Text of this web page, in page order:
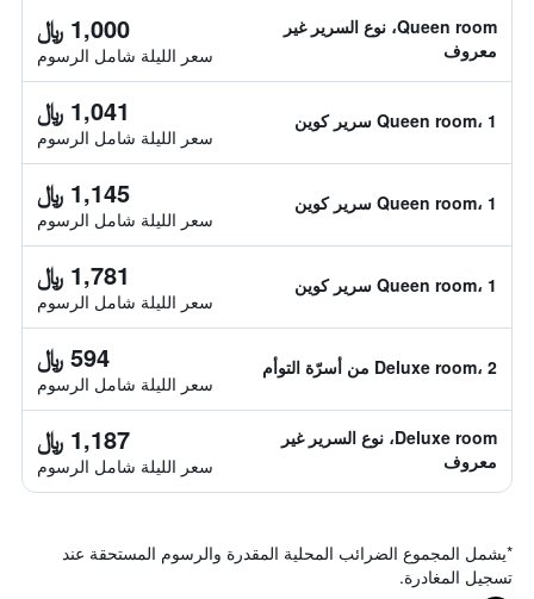
Queen room، نوع السرير غير
معروف
1,000 ﷼
سعر الليلة شامل الرسوم
Queen room، 1 سرير كوين 1,041 ﷼
سعر الليلة شامل الرسوم
Queen room، 1 سرير كوين 1,145 ﷼
سعر الليلة شامل الرسوم
Queen room، 1 سرير كوين 1,781 ﷼
سعر الليلة شامل الرسوم
Deluxe room، 2 من أسرّة التوأم 594 ﷼
سعر الليلة شامل الرسوم
Deluxe room، نوع السرير غير
معروف
1,187 ﷼
سعر الليلة شامل الرسوم
*يشمل المجموع الضرائب المحلية المقدرة والرسوم المستحقة عند
تسجيل المغادرة.